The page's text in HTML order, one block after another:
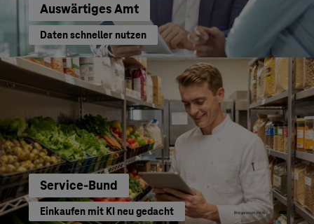
Auswärtiges Amt
Daten schneller nutzen
Service-Bund
Einkaufen mit KI neu gedacht